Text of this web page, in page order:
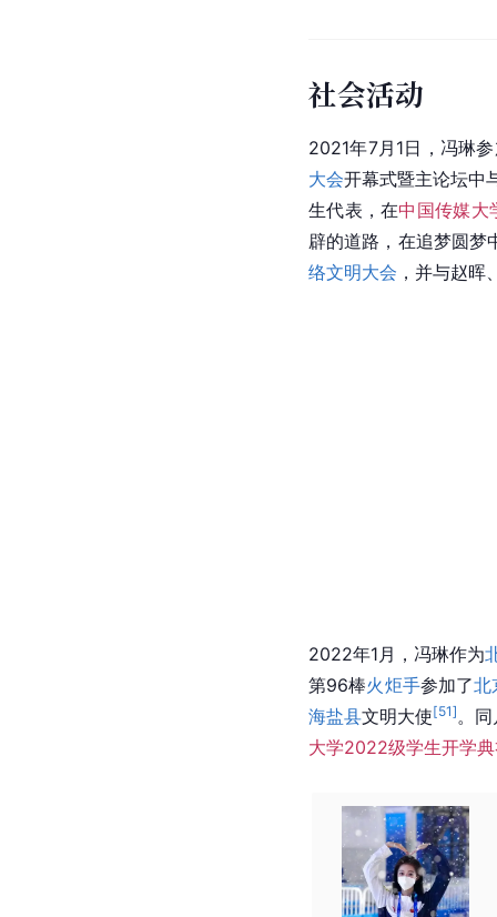
社会活动
2021年7月1日，冯琳
大会开幕式暨主论坛中
生代表，在中国传媒大
辟的道路，在追梦圆梦
络文明大会 ，并与赵晖
2022年1月，冯琳作为
第96棒火炬手参加了北
海盐县文明大使[51]。
大学2022级学生开学